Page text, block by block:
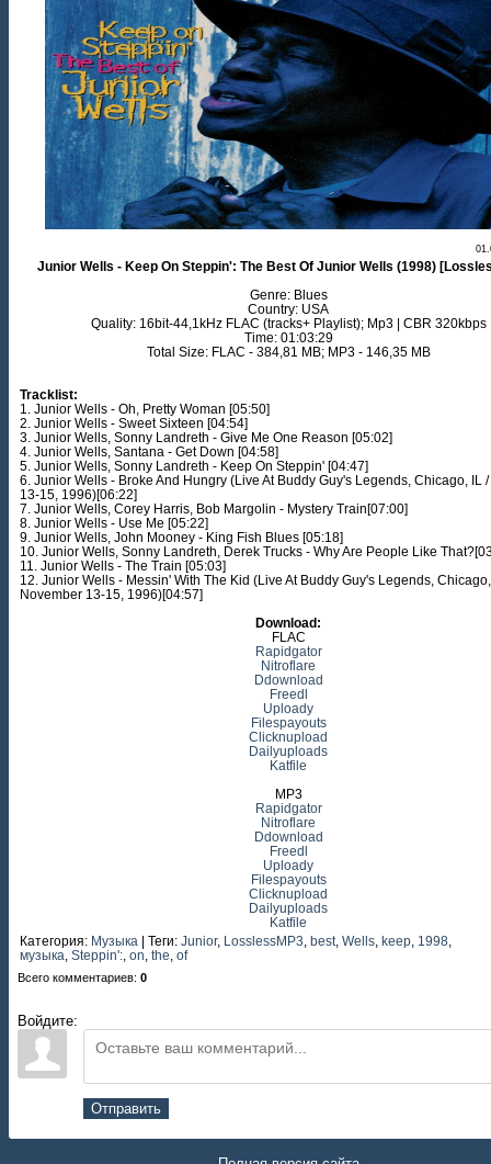
Junior Wells - Keep On Steppin': The Best Of Junior Wells (1998)
Genre: Blues
Country: USA
Quality: 16bit-44,1kHz FLAC (tracks+ Playlist); Mp3 | CBR 320kbps
Time: 01:03:29
Total Size: FLAC - 384,81 MB; MP3 - 146,35 MB
Tracklist:
1. Junior Wells - Oh, Pretty Woman [05:50]
2. Junior Wells - Sweet Sixteen [04:54]
3. Junior Wells, Sonny Landreth - Give Me One Reason [05:02]
4. Junior Wells, Santana - Get Down [04:58]
5. Junior Wells, Sonny Landreth - Keep On Steppin' [04:47]
6. Junior Wells - Broke And Hungry (Live At Buddy Guy's Legends, Chicago, IL
13-15, 1996)[06:22]
7. Junior Wells, Corey Harris, Bob Margolin - Mystery Train[07:00]
8. Junior Wells - Use Me [05:22]
9. Junior Wells, John Mooney - King Fish Blues [05:18]
10. Junior Wells, Sonny Landreth, Derek Trucks - Why Are People Like
11. Junior Wells - The Train [05:03]
12. Junior Wells - Messin' With The Kid (Live At Buddy Guy's Legends,
November 13-15, 1996)[04:57]
Download:
FLAC
Rapidgator
Nitroflare
Ddownload
Freedl
Uploady
Filespayouts
Clicknupload
Dailyuploads
Katfile
MP3
Rapidgator
Nitroflare
Ddownload
Freedl
Uploady
Filespayouts
Clicknupload
Dailyuploads
Katfile
Категория: Музыка | Теги: Junior, LosslessMP3 best Wells keep 1998
музыка Steppin': on the of
Всего комментариев: 0
Войдите:
Отправить